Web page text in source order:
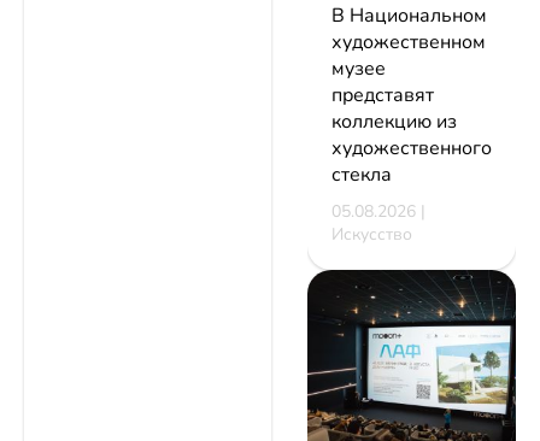
В Национальном
художественном
музее
представят
коллекцию из
художественного
стекла
05.08.2026 |
Искусство